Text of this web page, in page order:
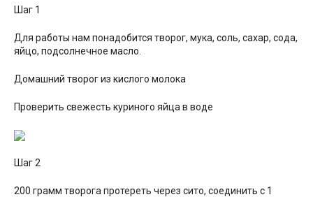
Шаг 1
Для работы нам понадобится творог, мука, соль, сахар, сода,
яйцо, подсолнечное масло.
Домашний творог из кислого молока
Проверить свежесть куриного яйца в воде
Шаг 2
200 грамм творога протереть через сито, соединить с 1